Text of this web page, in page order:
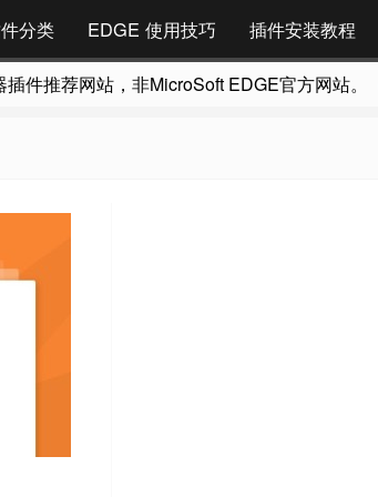
分类 EDGE 使用技巧 插件安装教程
件推荐网站，非MicroSoft EDGE官方网站。